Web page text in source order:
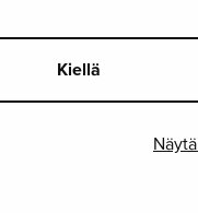
Kiellä
Osastot